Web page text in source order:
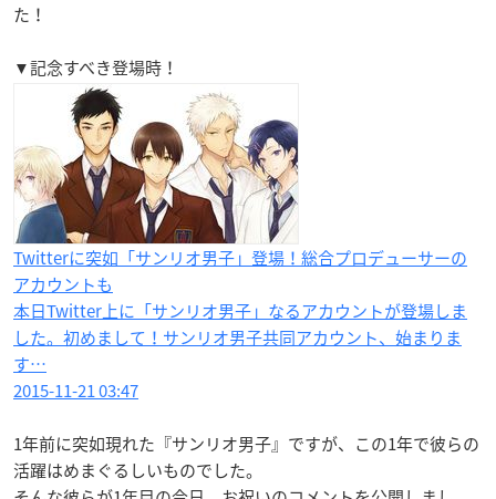
た！
▼記念すべき登場時！
Twitterに突如「サンリオ男子」登場！総合プロデューサーの
アカウントも
本日Twitter上に「サンリオ男子」なるアカウントが登場しま
した。初めまして！サンリオ男子共同アカウント、始まりま
す…
2015-11-21 03:47
1年前に突如現れた『サンリオ男子』ですが、この1年で彼らの
活躍はめまぐるしいものでした。